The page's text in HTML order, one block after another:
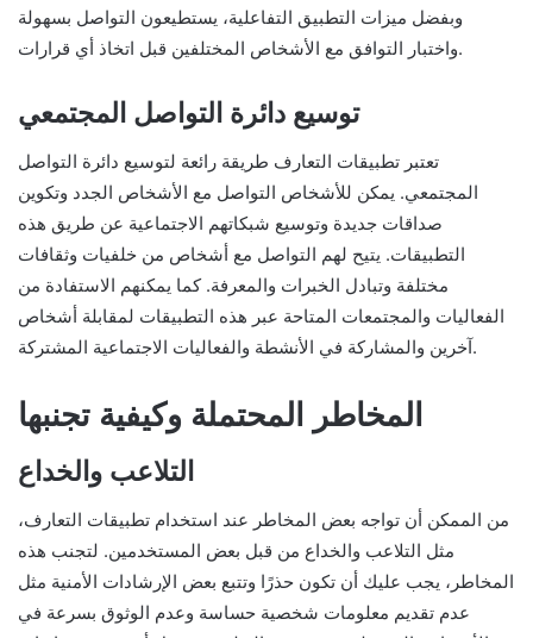
وبفضل ميزات التطبيق التفاعلية، يستطيعون التواصل بسهولة
واختبار التوافق مع الأشخاص المختلفين قبل اتخاذ أي قرارات.
توسيع دائرة التواصل المجتمعي
تعتبر تطبيقات التعارف طريقة رائعة لتوسيع دائرة التواصل
المجتمعي. يمكن للأشخاص التواصل مع الأشخاص الجدد وتكوين
صداقات جديدة وتوسيع شبكاتهم الاجتماعية عن طريق هذه
التطبيقات. يتيح لهم التواصل مع أشخاص من خلفيات وثقافات
مختلفة وتبادل الخبرات والمعرفة. كما يمكنهم الاستفادة من
الفعاليات والمجتمعات المتاحة عبر هذه التطبيقات لمقابلة أشخاص
آخرين والمشاركة في الأنشطة والفعاليات الاجتماعية المشتركة.
المخاطر المحتملة وكيفية تجنبها
التلاعب والخداع
من الممكن أن تواجه بعض المخاطر عند استخدام تطبيقات التعارف،
مثل التلاعب والخداع من قبل بعض المستخدمين. لتجنب هذه
المخاطر، يجب عليك أن تكون حذرًا وتتبع بعض الإرشادات الأمنية مثل
عدم تقديم معلومات شخصية حساسة وعدم الوثوق بسرعة في